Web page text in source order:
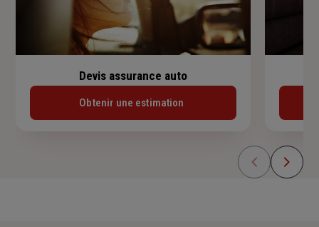
Devis assurance auto
Obtenir une estimation